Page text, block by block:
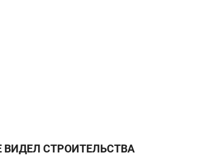
ВИДЕЛ СТРОИТЕЛЬСТВА